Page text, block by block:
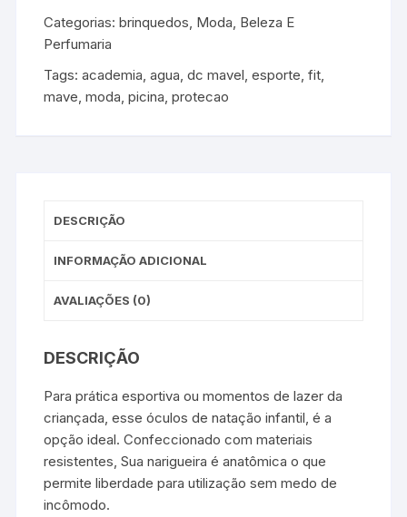
Categorias:brinquedos, Moda, Beleza E
Perfumaria
Tags:academia,agua,dc mavel,esporte,fit,
mave,moda,picina,protecao
DESCRIÇÃO
INFORMAÇÃO ADICIONAL
AVALIAÇÕES (0)
DESCRIÇÃO
Para prática esportiva ou momentos de lazer da
criançada, esse óculos de natação infantil, é a
opção ideal. Confeccionado com materiais
resistentes, Sua narigueira é anatômica o que
permite liberdade para utilização sem medo de
incômodo.